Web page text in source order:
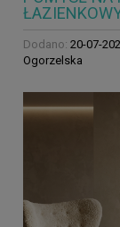
Dodano: 20-07-
Ogorzelska